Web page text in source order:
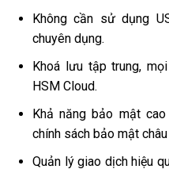
Không cần sử dụng
chuyên dụng.
Khoá lưu tập trung,
HSM Cloud.
Khả năng bảo mật
chính sách bảo mật
Quản lý giao dịch hiệu